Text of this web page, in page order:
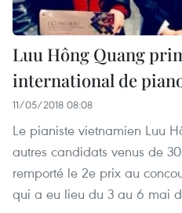
Luu Hông Quang
international de
11/05/2018 08:08
Le pianiste vietnamien Luu
autres candidats venus de
remporté le 2e prix au
qui a eu lieu du 3 au 6 mai